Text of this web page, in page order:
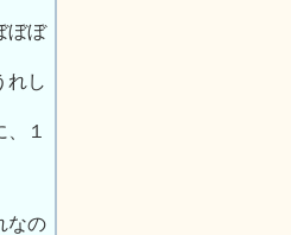
ぼぼ
れし
１
なの